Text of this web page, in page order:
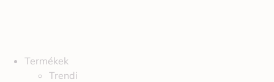
Termékek
Trendi